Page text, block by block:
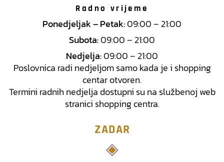
Radno vrijeme
Ponedjeljak – Petak:09:00 – 21:00
Subota:09:00 – 21:00
Nedjelja:09:00 – 21:00
Poslovnica radi nedjeljom samo kada je i shopping
centar otvoren.
Termini radnih nedjelja dostupni su na službenoj web
stranici shopping centra.
ZADAR